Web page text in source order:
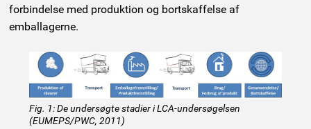
forbindelse med produktion og bortskaffelse af
emballagerne.
Fig. 1: De undersøgte stadier i LCA-undersøgelsen
(EUMEPS/PWC, 2011)